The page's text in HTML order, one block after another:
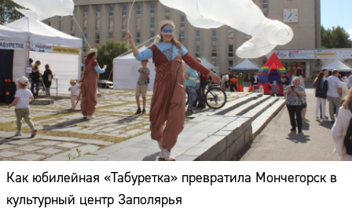
Как юбилейная «Табуретка» превратила Мончегорск в
культурный центр Заполярья